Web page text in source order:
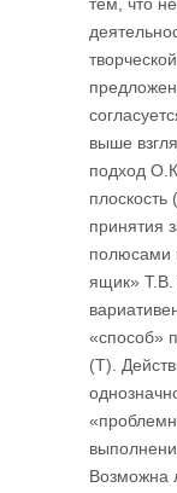
выше
подход
плоскость
принятия
полюсами
ящик» Т.В.
«способ»
(Т).
Возможна